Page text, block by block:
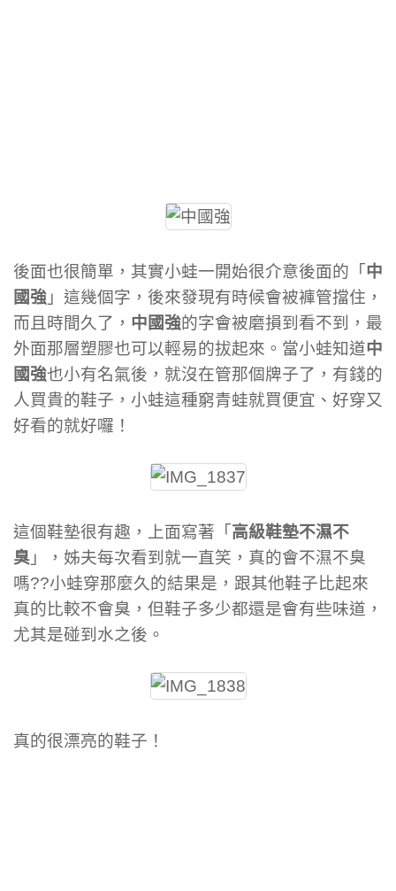
後面也很簡單，其實小蛙一開始很介意後面的「 中
國強 」這幾個字，後來發現有時候會被褲管擋住，
而且時間久了， 中國強的字會被磨損到看不到，最
外面那層塑膠也可以輕易的拔起來。當小蛙知道中
國強也小有名氣後，就沒在管那個牌子了，有錢的
人買貴的鞋子，小蛙這種窮青蛙就買便宜、好穿又
好看的就好囉！
這個鞋墊很有趣，上面寫著「 高級鞋墊不濕不
臭 」，姊夫每次看到就一直笑，真的會不濕不臭
嗎??小蛙穿那麼久的結果是，跟其他鞋子比起來
真的比較不會臭，但鞋子多少都還是會有些味道，
尤其是碰到水之後。
真的很漂亮的鞋子！